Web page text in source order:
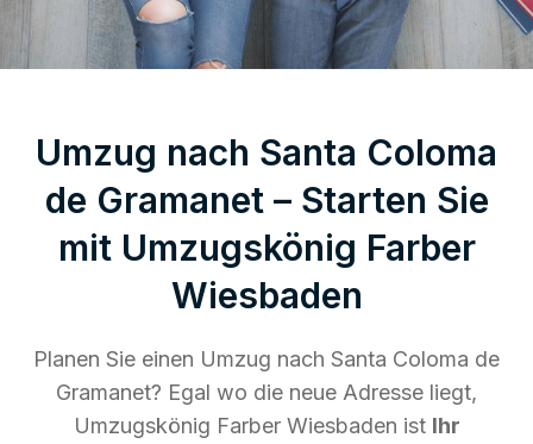
Umzug nach Santa Coloma
de Gramanet – Starten Sie
mit Umzugskönig Farber
Wiesbaden
Planen Sie einen Umzug nach Santa Coloma de
Gramanet? Egal wo die neue Adresse liegt,
Umzugskönig Farber Wiesbaden ist Ihr